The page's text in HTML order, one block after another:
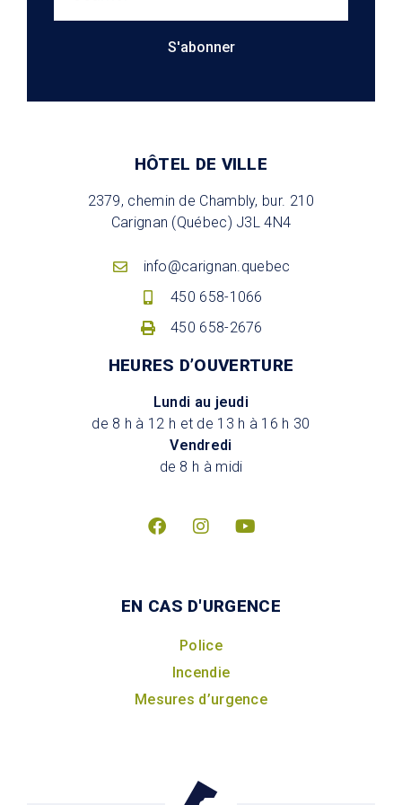
S'abonner
HÔTEL DE VILLE
2379, chemin de Chambly, bur. 210
Carignan (Québec) J3L 4N4
info@carignan.quebec
450 658-1066
450 658-2676
HEURES D’OUVERTURE
Lundi au jeudi
de 8 h à 12 h et de 13 h à 16 h 30
Vendredi
de 8 h à midi
EN CAS D'URGENCE
Police
Incendie
Mesures d’urgence